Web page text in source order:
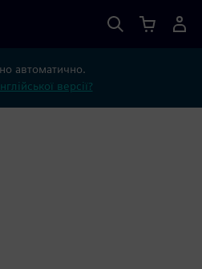
автоматично.
версії?